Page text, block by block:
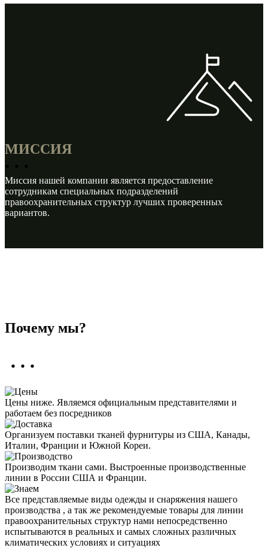
МИССИЯ
Миссия нашей компании является предоставление
сотрудникам специальных подразделений
правоохранительных структур лучших проверенных
вариантов.
Почему мы?
Цены ниже. Являемся официальным представителями и
работаем без посредников
Организуем поставки тканей фурнитуры из США, Канады,
Италии, Франции и Южной Кореи.
Производим ткани сами. Выстроенные производственные
линии в России США и Франции.
Все представляемые виды одежды и снаряжения нашего
производства , а так же рекомендуемые товары для линии
правоохранительных структур нами непосредственно
испытываются в реальных и самых сложных различных
климатических условиях и ситуациях